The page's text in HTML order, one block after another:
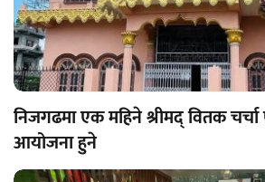
निजगढमा एक महिने श्रीमद् वितक
आयोजना हुने